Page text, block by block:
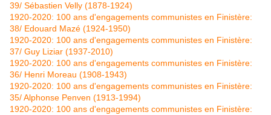
39/ Sébastien Velly (1878-1924)
1920-2020: 100 ans d'engagements communistes en Finistère:
38/ Edouard Mazé (1924-1950)
1920-2020: 100 ans d'engagements communistes en Finistère:
37/ Guy Liziar (1937-2010)
1920-2020: 100 ans d'engagements communistes en Finistère:
36/ Henri Moreau (1908-1943)
1920-2020: 100 ans d'engagements communistes en Finistère:
35/ Alphonse Penven (1913-1994)
1920-2020: 100 ans d'engagements communistes en Finistère: